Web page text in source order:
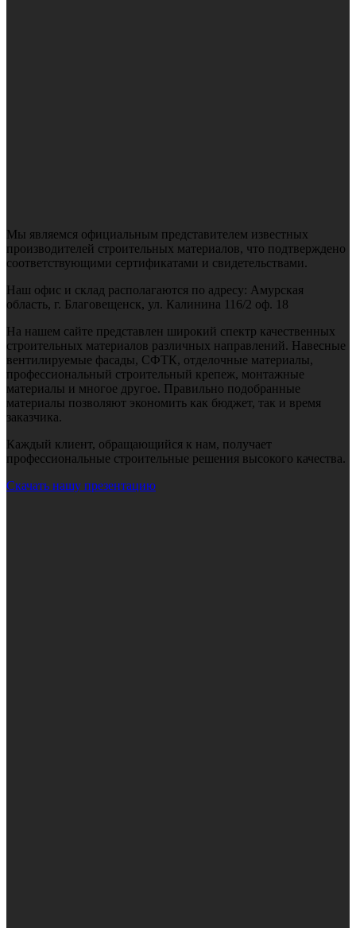
Мы являемся официальным представителем известных
производителей строительных материалов, что подтверждено
соответствующими сертификатами и свидетельствами.
Наш офис и склад располагаются по адресу: Амурская
область, г. Благовещенск, ул. Калинина 116/2 оф. 18
На нашем сайте представлен широкий спектр качественных
строительных материалов различных направлений. Навесные
вентилируемые фасады, СФТК, отделочные материалы,
профессиональный строительный крепеж, монтажные
материалы и многое другое. Правильно подобранные
материалы позволяют экономить как бюджет, так и время
заказчика.
Каждый клиент, обращающийся к нам, получает
профессиональные строительные решения высокого качества.
Скачать нашу презентацию